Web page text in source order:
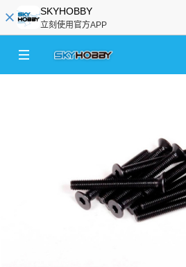
SKYHOBBY
立刻使用官方APP